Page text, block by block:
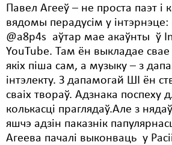
Павел Агееў – не проста паэт і
вядомы перадусім у інтэрнэце:
@a8p4s аўтар мае акаўнты ў
YouTube. Там ён выкладае свае
якіх піша сам, а музыку – з
інтэлекту. З дапамогай ШІ ён
сваіх твораў. Адзнака поспеху
колькасці праглядаў.Але з
яшчэ адзін паказнік
Агеева пачалі выконваць у